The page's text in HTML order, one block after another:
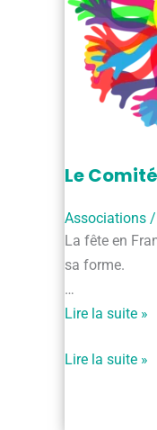
Le
Associations /
La fête en
sa forme.
…
Le
des
Lire la suite »
Le
Lire la suite »